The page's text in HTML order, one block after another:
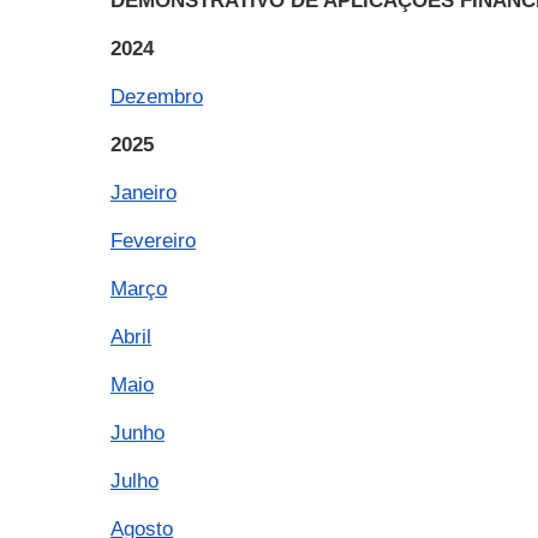
2024
Dezembro
2025
Janeiro
Fevereiro
Março
Abril
Maio
Junho
Julho
Agosto